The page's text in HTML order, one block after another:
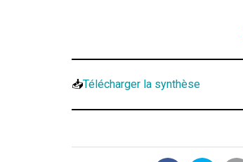
📥Télécharger la synthèse